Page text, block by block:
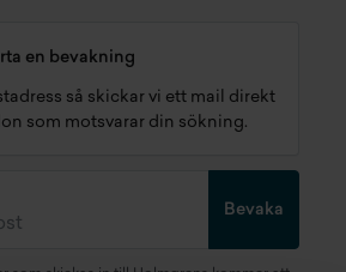
en bevakning
så skickar vi ett mail direkt
som motsvarar din sökning.
Bevaka